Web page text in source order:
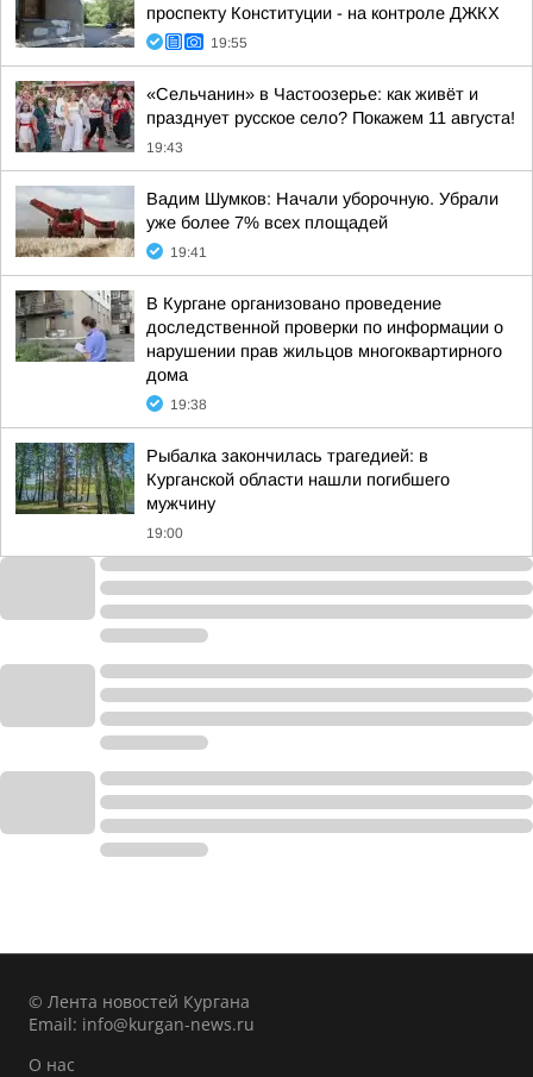
проспекту Конституции - на контроле ДЖКХ
19:55
«Сельчанин» в Частоозерье: как живёт и
празднует русское село? Покажем 11 августа!
19:43
Вадим Шумков: Начали уборочную. Убрали
уже более 7% всех площадей
19:41
В Кургане организовано проведение
доследственной проверки по информации о
нарушении прав жильцов многоквартирного
дома
19:38
Рыбалка закончилась трагедией: в
Курганской области нашли погибшего
мужчину
19:00
© Лента новостей Кургана
Email: info@kurgan-news.ru
О нас